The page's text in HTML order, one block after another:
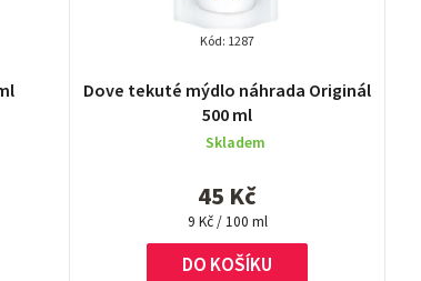
Dove tekuté mýdlo náhrada Originál
500 ml
hodnocení
produktu
je
z
5
hvězdiček.
Skladem
45 Kč
Měrná
cena:
9 Kč / 100 ml
DO KOŠÍKU
Kód: 1287